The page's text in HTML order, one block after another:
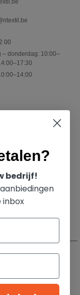
00
– donderdag: 10:00–
bedrijf!